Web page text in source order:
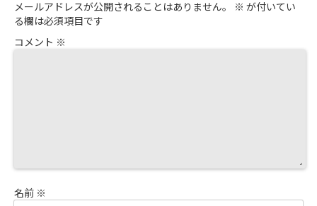
メールアドレスが公開されることはありません。 ※ が付いてい
る欄は必須項目です
コメント ※
名前 ※